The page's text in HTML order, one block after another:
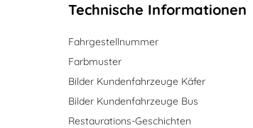
Technische Informationen
Fahrgestellnummer
Farbmuster
Bilder Kundenfahrzeuge Käfer
Bilder Kundenfahrzeuge Bus
Restaurations-Geschichten